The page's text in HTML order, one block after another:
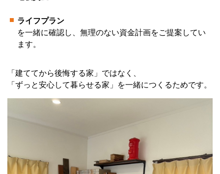
ライフプラン
を一緒に確認し、無理のない資金計画をご提案してい
ます。
「建ててから後悔する家」ではなく、
「ずっと安心して暮らせる家」を一緒につくるためです。